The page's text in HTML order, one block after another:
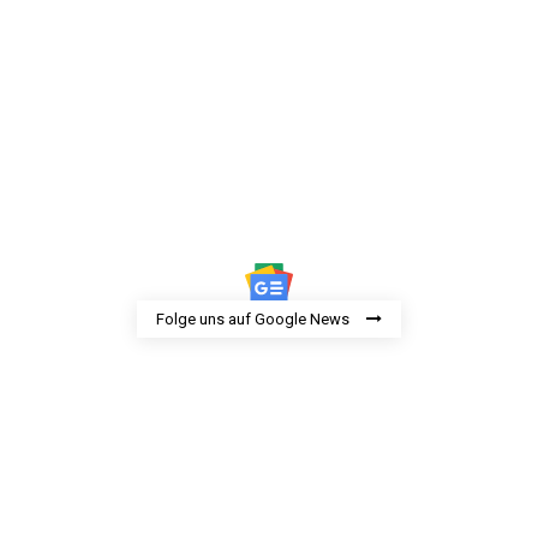
Folge uns auf Google News